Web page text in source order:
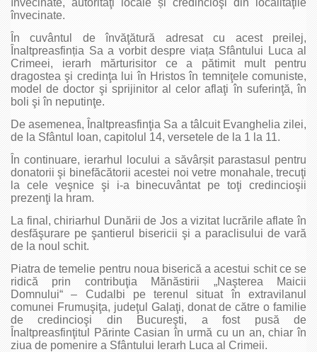
învecinate.
În cuvântul de învăţătură adresat cu acest preilej,
Înaltpreasfinția Sa a vorbit despre viața Sfântului Luca al
Crimeei, ierarh mărturisitor ce a pătimit mult pentru
dragostea şi credinţa lui în Hristos în temniţele comuniste,
model de doctor şi sprijinitor al celor aflaţi în suferinţă, în
boli şi în neputinţe.
De asemenea, Înaltpreasfinţia Sa a tâlcuit Evanghelia zilei,
de la Sfântul Ioan, capitolul 14, versetele de la 1 la 11.
În continuare, ierarhul locului a săvârșit parastasul pentru
donatorii şi binefăcătorii acestei noi vetre monahale, trecuţi
la cele veşnice şi i-a binecuvântat pe toţi credincioşii
prezenţi la hram.
La final, chiriarhul Dunării de Jos a vizitat lucrările aflate în
desfăşurare pe şantierul bisericii şi a paraclisului de vară
de la noul schit.
Piatra de temelie pentru noua biserică a acestui schit ce se
ridică prin contribuţia Mănăstirii „Naşterea Maicii
Domnului“ – Cudalbi pe terenul situat în extravilanul
comunei Frumuşiţa, judeţul Galaţi, donat de către o familie
de credincioşi din Bucureşti, a fost pusă de
Înaltpreasfinţitul Părinte Casian în urmă cu un an, chiar în
ziua de pomenire a Sfântului Ierarh Luca al Crimeii.